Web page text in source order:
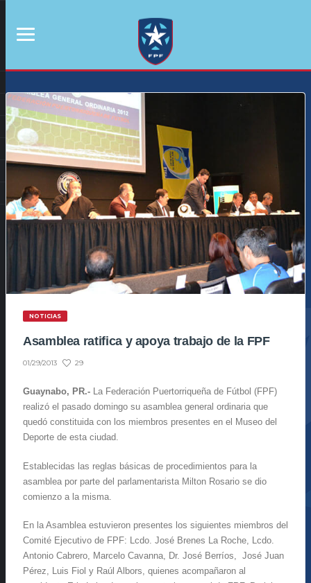
NOTICIAS
Asamblea ratifica y apoya trabajo de la FPF
01/29/2013 29
Guaynabo, PR.- La Federación Puertorriqueña de Fútbol (FPF)
realizó el pasado domingo su asamblea general ordinaria que
quedó constituida con los miembros presentes en el Museo del
Deporte de esta ciudad.
Establecidas las reglas básicas de procedimientos para la
asamblea por parte del parlamentarista Milton Rosario se dio
comienzo a la misma.
En la Asamblea estuvieron presentes los siguientes miembros del
Comité Ejecutivo de FPF: Lcdo. José Brenes La Roche, Lcdo.
Antonio Cabrero, Marcelo Cavanna, Dr. José Berríos, José Juan
Pérez, Luis Fiol y Raúl Albors, quienes acompañaron al